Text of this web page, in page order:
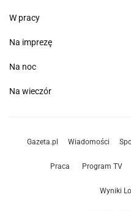
W pracy
Na imprezę
Na noc
Na wieczór
Gazeta.pl Wiadomości
Praca Program TV
Wyniki